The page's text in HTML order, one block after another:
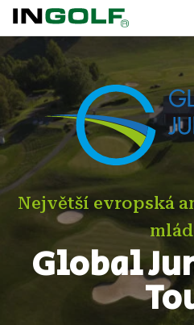
Největší evropská
Global